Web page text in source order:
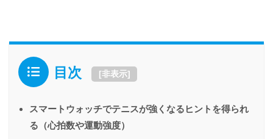
目次 [非表示]
スマートウォッチでテニスが強くなるヒントを得られ
る（心拍数や運動強度）